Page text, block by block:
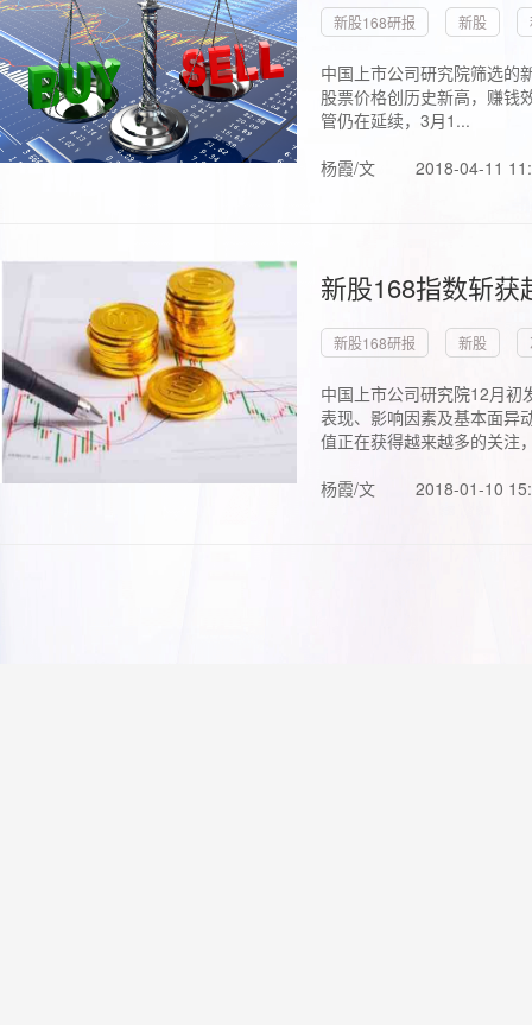
新股168研报 新股
中国上市公司研究院筛选的
股票价格创历史新高，赚钱
管仍在延续，3月1...
杨霞/文
2018-04-11
新股168指数斩
新股168研报 新股
中国上市公司研究院12月初
表现、影响因素及基本面异
值正在获得越来越多的关注
杨霞/文
2018-01-10